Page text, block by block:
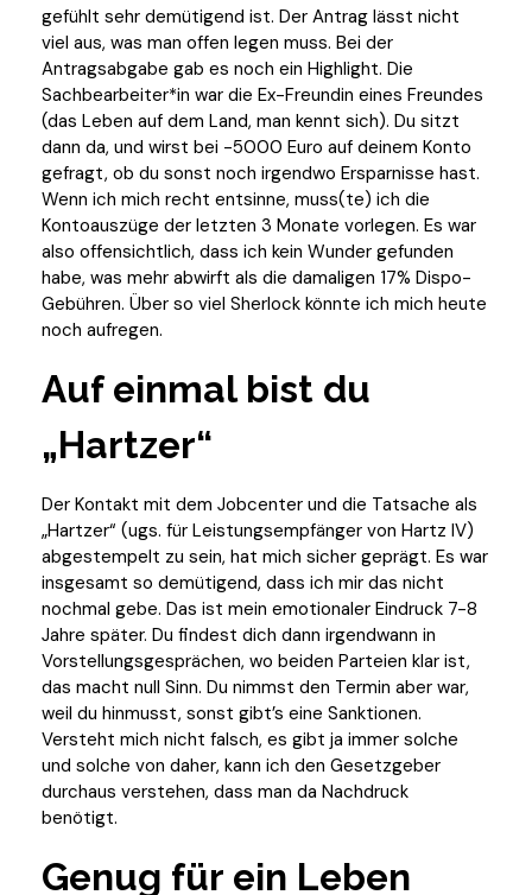
gefühlt sehr demütigend ist. Der Antrag lässt nicht
viel aus, was man offen legen muss. Bei der
Antragsabgabe gab es noch ein Highlight. Die
Sachbearbeiter*in war die Ex-Freundin eines Freundes
(das Leben auf dem Land, man kennt sich). Du sitzt
dann da, und wirst bei -5000 Euro auf deinem Konto
gefragt, ob du sonst noch irgendwo Ersparnisse hast.
Wenn ich mich recht entsinne, muss(te) ich die
Kontoauszüge der letzten 3 Monate vorlegen. Es war
also offensichtlich, dass ich kein Wunder gefunden
habe, was mehr abwirft als die damaligen 17% Dispo-
Gebühren. Über so viel Sherlock könnte ich mich heute
noch aufregen.
Auf einmal bist du
„Hartzer“
Der Kontakt mit dem Jobcenter und die Tatsache als
„Hartzer“ (ugs. für Leistungsempfänger von Hartz IV)
abgestempelt zu sein, hat mich sicher geprägt. Es war
insgesamt so demütigend, dass ich mir das nicht
nochmal gebe. Das ist mein emotionaler Eindruck 7-8
Jahre später. Du findest dich dann irgendwann in
Vorstellungsgesprächen, wo beiden Parteien klar ist,
das macht null Sinn. Du nimmst den Termin aber war,
weil du hinmusst, sonst gibt’s eine Sanktionen.
Versteht mich nicht falsch, es gibt ja immer solche
und solche von daher, kann ich den Gesetzgeber
durchaus verstehen, dass man da Nachdruck
benötigt.
Genug für ein Leben